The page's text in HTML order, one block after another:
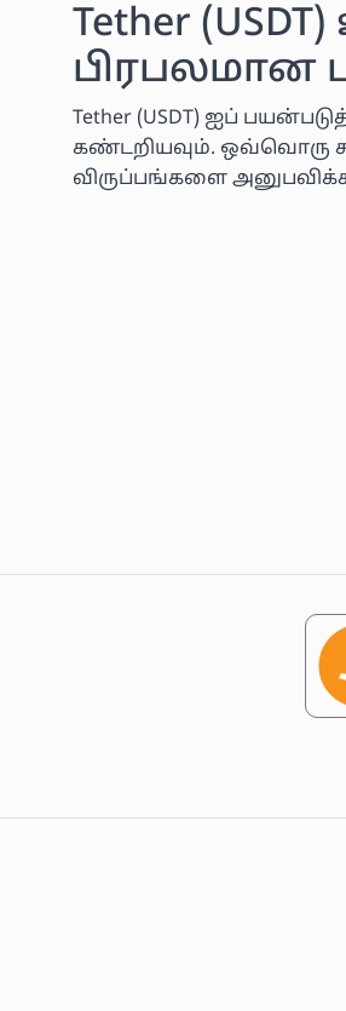
Tether
பிரபலமான
Tether (USDT) ஐப்
கண்டறியவும். ஒவ்வொரு
விருப்பங்களை